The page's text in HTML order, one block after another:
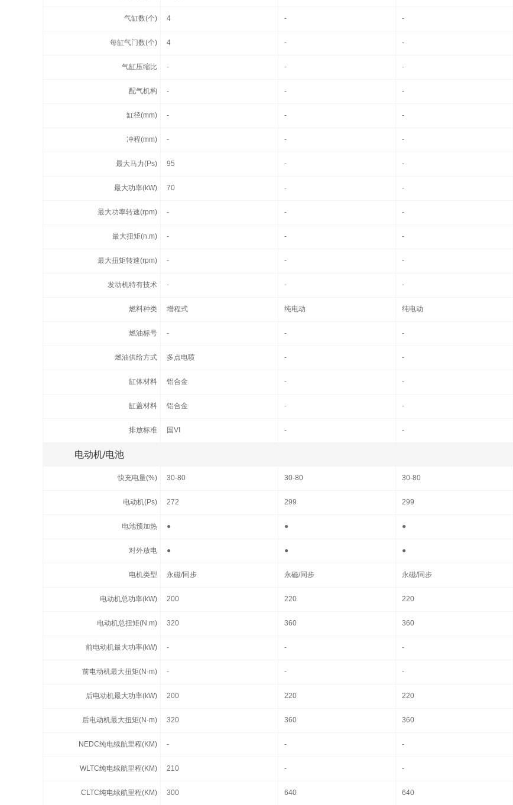
气缸数(个) 4 - -
每缸气门数(个) 4 - -
气缸压缩比 - - -
配气机构 - - -
缸径(mm) - - -
冲程(mm) - - -
最大马力(Ps) 95 - -
最大功率(kW) 70 - -
最大功率转速(rpm) - - -
最大扭矩(n.m) - - -
最大扭矩转速(rpm) - - -
发动机特有技术 - - -
燃料种类 增程式 纯电动 纯电动
燃油标号 - - -
燃油供给方式 多点电喷 - -
缸体材料 铝合金 - -
缸盖材料 铝合金 - -
排放标准 国VI - -
电动机/电池
快充电量(%) 30-80 30-80 30-80
电动机(Ps) 272 299 299
电池预加热 ● ● ●
对外放电 ● ● ●
电机类型 永磁/同步 永磁/同步 永磁/同步
电动机总功率(kW) 200 220 220
电动机总扭矩(N.m) 320 360 360
前电动机最大功率(kW) - - -
前电动机最大扭矩(N·m) - - -
后电动机最大功率(kW) 200 220 220
后电动机最大扭矩(N·m) 320 360 360
NEDC纯电续航里程(KM) - - -
WLTC纯电续航里程(KM) 210 - -
CLTC纯电续航里程(KM) 300 640 640